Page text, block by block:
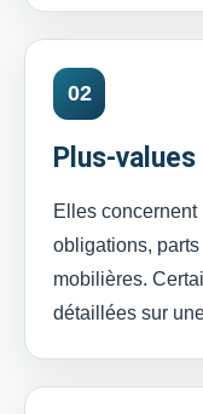
02
Plus-
Elles concernent
obligations,
mobilières.
détaillées sur